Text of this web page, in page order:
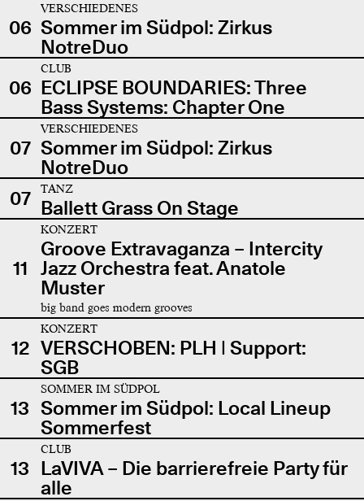
06
VERSCHIEDENES
Sommer im Südpol: Zirkus
NotreDuo
06
CLUB
ECLIPSE BOUNDARIES: Three
Bass Systems: Chapter One
07
VERSCHIEDENES
Sommer im Südpol: Zirkus
NotreDuo
07
TANZ
Ballett Grass On Stage
11
KONZERT
Groove Extravaganza – Intercity
Jazz Orchestra feat. Anatole
Muster
big band goes modern grooves
12
KONZERT
VERSCHOBEN: PLH | Support:
SGB
13
SOMMER IM SÜDPOL
Sommer im Südpol: Local Lineup
Sommerfest
13
CLUB
LaVIVA – Die barrierefreie Party für
alle